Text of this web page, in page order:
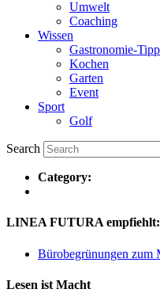
Umwelt
Coaching
Wissen
Gastronomie-
Kochen
Garten
Event
Sport
Golf
Search
Category:
LINEA FUTURA empfiehlt:
Bürobegrünungen zum
Lesen ist Macht